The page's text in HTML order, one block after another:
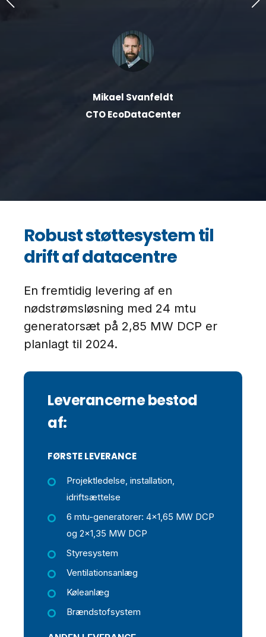
Mikael Svanfeldt
CTO EcoDataCenter
Robust støttesystem til
drift af datacentre
En fremtidig levering af en
nødstrømsløsning med 24 mtu
generatorsæt på 2,85 MW DCP er
planlagt til 2024.
Leverancerne bestod
af:
FØRSTE LEVERANCE
Projektledelse, installation,
idriftsættelse
6 mtu-generatorer: 4x1,65 MW DCP
og 2x1,35 MW DCP
Styresystem
Ventilationsanlæg
Køleanlæg
Brændstofsystem